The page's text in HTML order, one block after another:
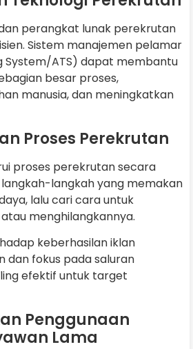
perangkat lunak perekrutan
Sistem manajemen pelamar
System/ATS) dapat membantu
besar proses,
manusia, dan meningkatkan
Proses Perekrutan
proses perekrutan secara
langkah yang memakan
lalu cari cara untuk
menghilangkannya.
keberhasilan iklan
dan fokus pada saluran
efektif untuk target
Penggunaan
Lama